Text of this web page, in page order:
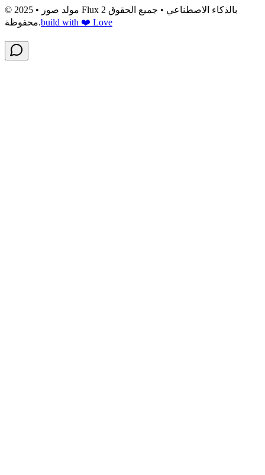
© 2025 • مولد صور Flux 2 بالذكاء الاصطناعي • جميع الحقوق
محفوظة.build with ❤️ Love